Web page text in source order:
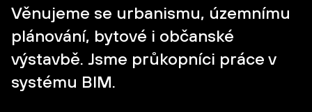
Věnujeme se urbanismu, územnímu
plánování, bytové i občanské
výstavbě. Jsme průkopníci práce v
systému BIM.